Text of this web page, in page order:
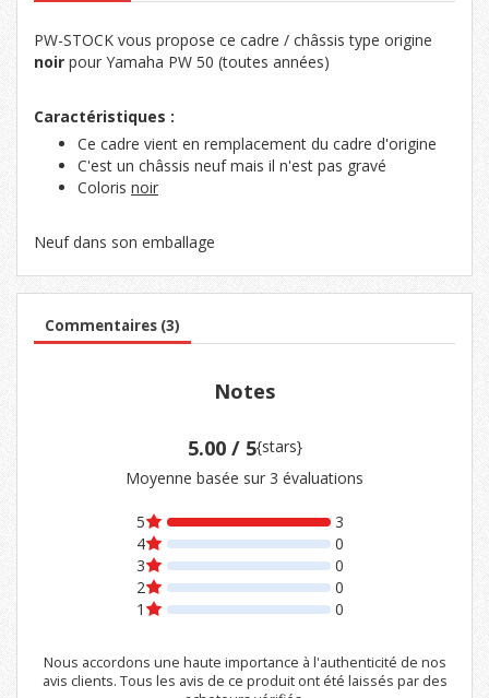
PW-STOCK vous propose ce cadre / châssis type origine
noir pour Yamaha PW 50 (toutes années)
Caractéristiques :
Ce cadre vient en remplacement du cadre d'origine
C'est un châssis neuf mais il n'est pas gravé
Coloris noir
Neuf dans son emballage
Commentaires (3)
Notes
5.00 / 5{stars}
Moyenne basée sur 3 évaluations
5
3
4
0
3
0
2
0
1
0
Nous accordons une haute importance à l'authenticité de nos
avis clients. Tous les avis de ce produit ont été laissés par des